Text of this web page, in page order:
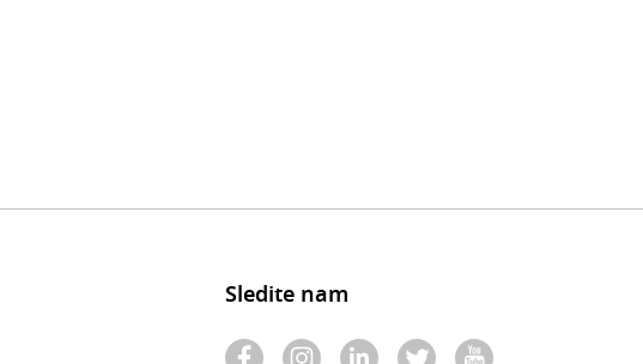
Sledite nam